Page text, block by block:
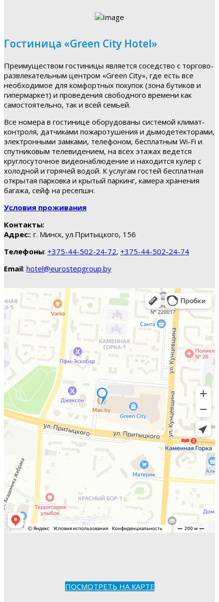
Гостиница «Green City Hotel»
Преимуществом гостиницы является соседство с торгово-
развлекательным центром «Green City», где есть все
необходимое для комфортных покупок (зона бутиков и
гипермаркет) и проведения свободного времени как
самостоятельно, так и всей семьей.
Все номера в гостинице оборудованы системой климат-
контроля, датчиками пожаротушения и дымодетекторами,
электронными замками, телефоном, бесплатным Wi-Fi и
спутниковым телевидением, на всех этажах ведется
круглосуточное видеонаблюдение и находится кулер с
холодной и горячей водой. К услугам гостей бесплатная
открытая парковка и крытый паркинг, камера хранения
багажа, сейф на ресепшн.
Условия проживания
Контакты:
Адрес:: г. Минск, ул.Притыцкого, 156
Телефоны: +375-44-502-24-72, +375-44-502-24-74
Email: hotel@eurostepgroup.by
ПОСМОТРЕТЬ НА КАРТЕ